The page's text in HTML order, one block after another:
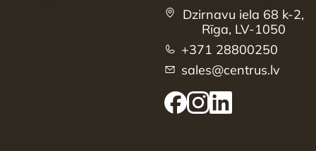
Dzirnavu iela 68 k-2,
Rīga, LV-1050
+371 28800250
sales@centrus.lv